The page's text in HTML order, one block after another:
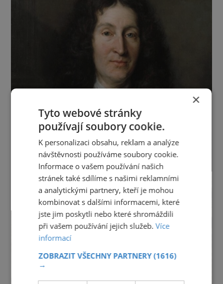
×
Tyto webové stránky
používají soubory cookie.
K personalizaci obsahu, reklam a analýze
návštěvnosti používáme soubory cookie.
Informace o vašem používání našich
stránek také sdílíme s našimi reklamními
a analytickými partnery, kteří je mohou
kombinovat s dalšími informacemi, které
jste jim poskytli nebo které shromáždili
při vašem používání jejich služeb.Více
informací
ZOBRAZIT VŠECHNY PARTNERY(1616)
→